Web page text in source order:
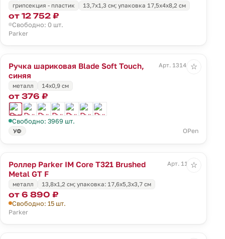
грипсекция - пластик 13,7х1,3 см; упаковка 17,5х4х8,2 см
от 12 752 ₽
Свободно: 0 шт.
Parker
Ручка шариковая Blade Soft Touch,
синяя
Арт. 13141.40
металл 14х0,9 см
от 376 ₽
Свободно: 3969 шт.
УФ OPen
☆
Роллер Parker IM Core T321 Brushed
Metal GT F
Арт. 11928
металл 13,8x1,2 см; упаковка: 17,6x5,3x3,7 см
от 6 890 ₽
Свободно: 15 шт.
Parker
☆